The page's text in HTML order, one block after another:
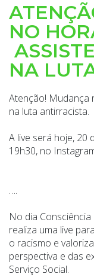
NO
NA
Atenção! Mudança
na luta antirracista.
A live será hoje, 20
19h30, no
….
No dia
realiza uma live
o racismo e
perspectiva e das
Serviço Social.